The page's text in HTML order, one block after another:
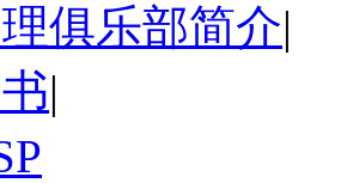
俱乐部简介|
|